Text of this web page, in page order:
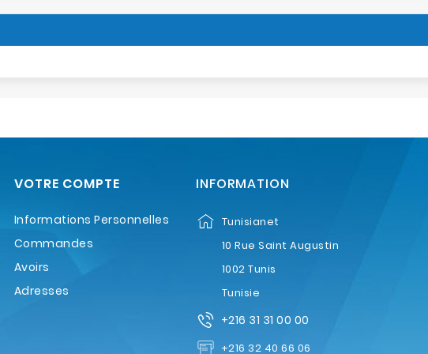
VOTRE COMPTE
Informations Personnelles
Commandes
Avoirs
Adresses
INFORMATION
Tunisianet
10 Rue Saint Augustin
1002 Tunis
Tunisie
+216 31 31 00 00
+216 32 40 66 06